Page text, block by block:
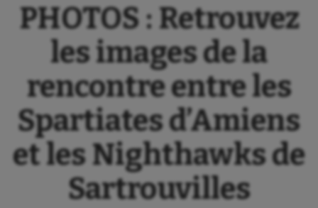
PHOTOS : Retrouvez
les images de la
rencontre entre les
Spartiates d’Amiens
et les Nighthawks de
Sartrouvilles